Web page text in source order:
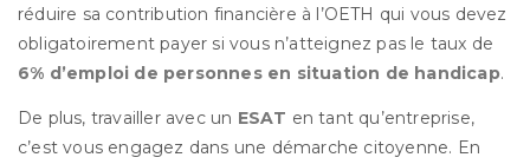
réduire sa contribution financière à l’OETH qui vous devez
obligatoirement payer si vous n’atteignez pas le taux de
6% d’emploi de personnes en situation de handicap.
De plus, travailler avec un ESAT en tant qu’entreprise,
c’est vous engagez dans une démarche citoyenne. En